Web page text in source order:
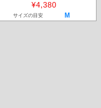
¥4,380
サイズの目安 M